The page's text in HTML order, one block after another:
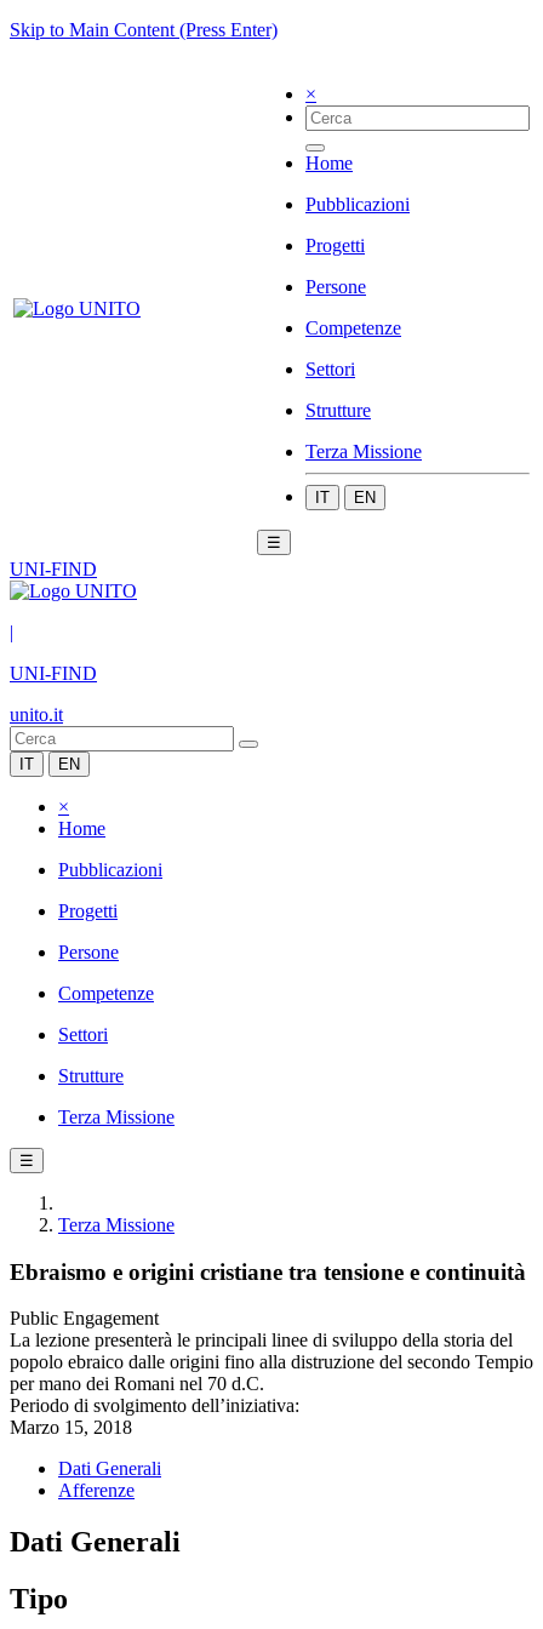
Skip to Main Content (Press Enter)
×
Home
Pubblicazioni
Progetti
Persone
Competenze
Settori
Strutture
Terza Missione
IT EN
☰
UNI-FIND
|
UNI-FIND
unito.it
IT EN
×
Home
Pubblicazioni
Progetti
Persone
Competenze
Settori
Strutture
Terza Missione
☰
Terza Missione
Ebraismo e origini cristiane tra tensione e continuità
Public Engagement
La lezione presenterà le principali linee di sviluppo della storia del
popolo ebraico dalle origini fino alla distruzione del secondo Tempio
per mano dei Romani nel 70 d.C.
Periodo di svolgimento dell’iniziativa:
Marzo 15, 2018
Dati Generali
Afferenze
Dati Generali
Tipo